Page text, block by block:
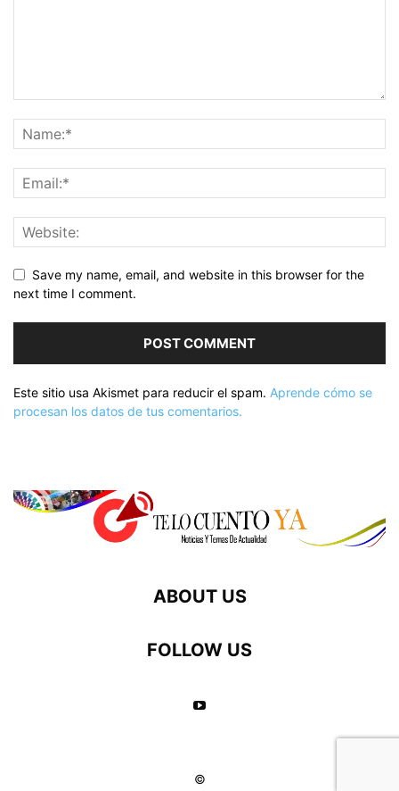
Save my name, email, and website in this browser for the
next time I comment.
Este sitio usa Akismet para reducir el spam. Aprende cómo se
procesan los datos de tus comentarios.
ABOUT US
FOLLOW US
©